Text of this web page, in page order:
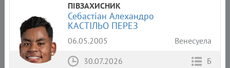
ПІВЗАХИСНИК
Себастіан Алехандро
КАСТІЛЬО ПЕРЕЗ
06.05.2005
Венесуела
30.07.2026
Б